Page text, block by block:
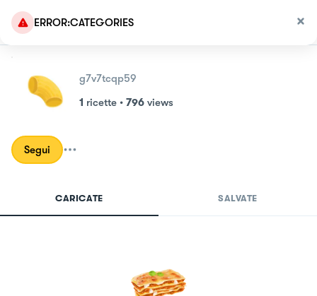
ERROR:CATEGORIES
g7v7tcqp59
1 ricette • 796 views
Segui
CARICATE SALVATE